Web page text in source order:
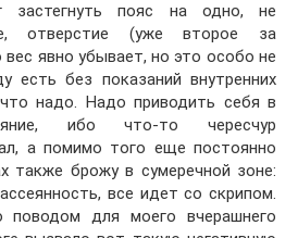
пояс на одно, не
отверстие (уже второе за
явно убывает, но это особо не
есть без показаний внутренних
надо. Надо приводить себя в
ибо что-то чересчур
а помимо того еще постоянно
также брожу в сумеречной зоне:
все идет со скрипом.
для моего вчерашнего